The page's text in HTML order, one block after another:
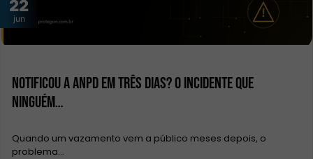
22
jun
Notificou a ANPD em três dias? O incidente que
ninguém…
Quando um vazamento vem a público meses depois, o
problema…